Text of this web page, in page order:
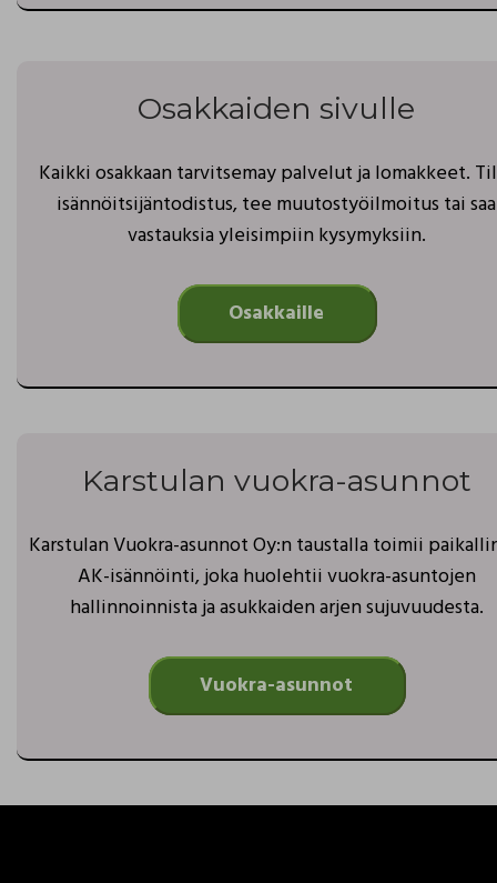
Osakkaiden sivulle
Kaikki osakkaan tarvitsemay palvelut ja lomakkeet.
isännöitsijäntodistus, tee muutostyöilmoitus tai saa
vastauksia yleisimpiin kysymyksiin.
Osakkaille
Karstulan vuokra-asunnot
Karstulan Vuokra-asunnot Oy:n taustalla toimii
AK-isännöinti, joka huolehtii vuokra-asuntojen
hallinnoinnista ja asukkaiden arjen sujuvuudesta.
Vuokra-asunnot